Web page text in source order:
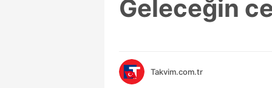
Geleceğin
Takvim.com.tr